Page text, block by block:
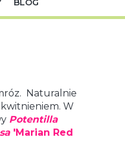
BLOG
Naturalnie
W
Potentilla
'Marian Red